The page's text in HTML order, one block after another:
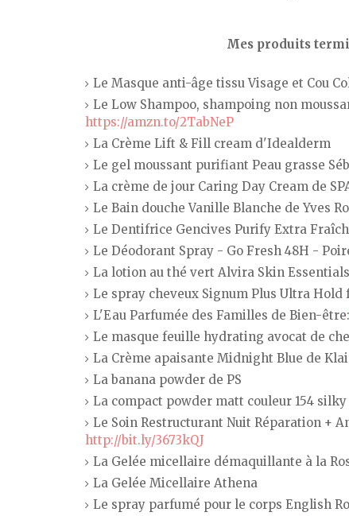
Mes produits
Le Masque anti-âge tissu Visage et Cou
Le Low Shampoo, shampoing non
https://amzn.to/2TabNeP
La Crème Lift & Fill cream d'Idealderm
Le gel moussant purifiant Peau grasse
La crème de jour Caring Day Cream de
Le Bain douche Vanille Blanche de Yves
Le Dentifrice Gencives Purify Extra
Le Déodorant Spray - Go Fresh 48H -
La lotion au thé vert Alvira Skin Essentials
Le spray cheveux Signum Plus Ultra Hold
L'Eau Parfumée des Familles de Bien-être:
Le masque feuille hydrating avocat de
La Crème apaisante Midnight Blue de
La banana powder de PS
La compact powder matt couleur 154
Le Soin Restructurant Nuit Réparation +
http://bit.ly/3673kQJ
La Gelée micellaire démaquillante à la
La Gelée Micellaire Athena
Le spray parfumé pour le corps English